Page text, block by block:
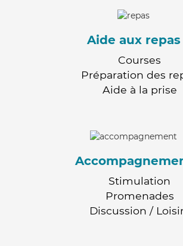
Aide aux repas
Courses
Préparation des
Aide à la prise
Stimulation
Promenades
Discussion /